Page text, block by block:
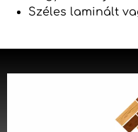
Széles laminált